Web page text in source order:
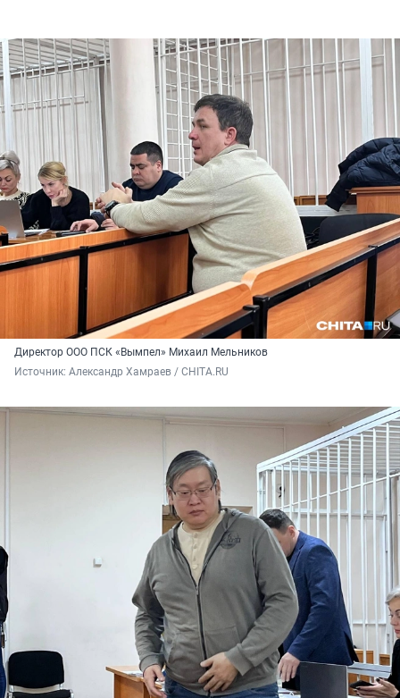
Директор ООО ПСК «Вымпел» Михаил Мельников
Источник: Александр Хамраев / CHITA.RU